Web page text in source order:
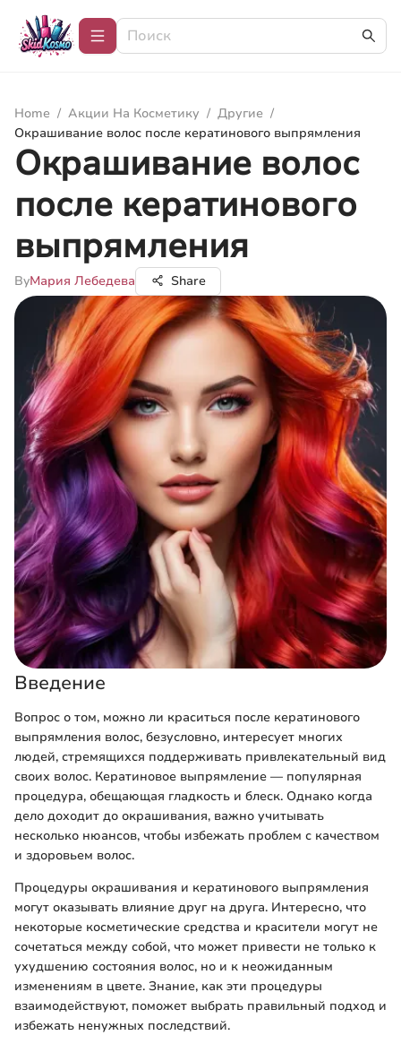
Home / Акции На Косметику / Другие /
Окрашивание волос после кератинового выпрямления
Окрашивание волос
после кератинового
выпрямления
ByМария Лебедева Share
Введение
Вопрос о том, можно ли краситься после кератинового
выпрямления волос, безусловно, интересует многих
людей, стремящихся поддерживать привлекательный вид
своих волос. Кератиновое выпрямление — популярная
процедура, обещающая гладкость и блеск. Однако когда
дело доходит до окрашивания, важно учитывать
несколько нюансов, чтобы избежать проблем с качеством
и здоровьем волос.
Процедуры окрашивания и кератинового выпрямления
могут оказывать влияние друг на друга. Интересно, что
некоторые косметические средства и красители могут не
сочетаться между собой, что может привести не только к
ухудшению состояния волос, но и к неожиданным
изменениям в цвете. Знание, как эти процедуры
взаимодействуют, поможет выбрать правильный подход и
избежать ненужных последствий.